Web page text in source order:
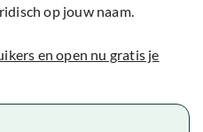
op jouw naam.
en open nu gratis je